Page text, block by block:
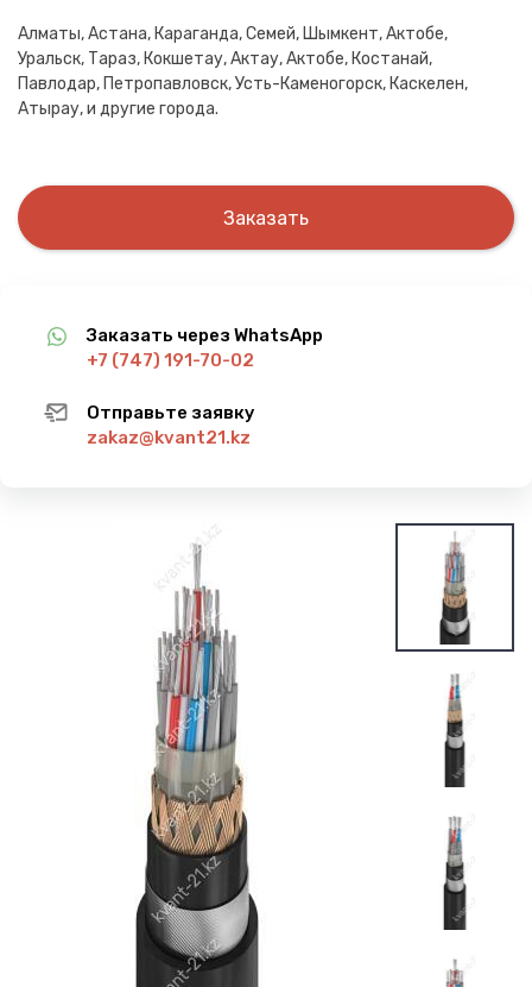
Алматы, Астана, Караганда, Семей, Шымкент, Актобе,
Уральск, Тараз, Кокшетау, Актау, Актобе, Костанай,
Павлодар, Петропавловск, Усть-Каменогорск, Каскелен,
Атырау, и другие города.
Заказать
Заказать через WhatsApp
+7 (747) 191-70-02
Отправьте заявку
zakaz@kvant21.kz